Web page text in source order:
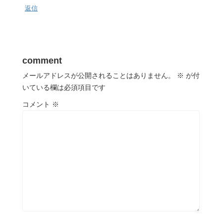
返信
comment
メールアドレスが公開されることはありません。 ※ が付
いている欄は必須項目です
コメント ※